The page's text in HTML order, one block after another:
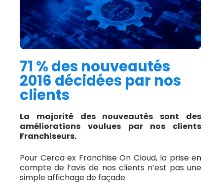
71 % des nouveautés
2016 décidées par nos
clients
La majorité des nouveautés sont des
améliorations voulues par nos clients
Franchiseurs.
Pour Cerca ex Franchise On Cloud, la prise en
compte de l’avis de nos clients n’est pas une
simple affichage de façade.